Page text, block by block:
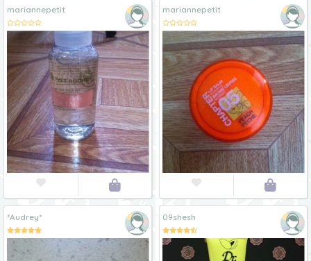
mariannepetit
 
mariannepetit
 
*Audrey* 09shesh